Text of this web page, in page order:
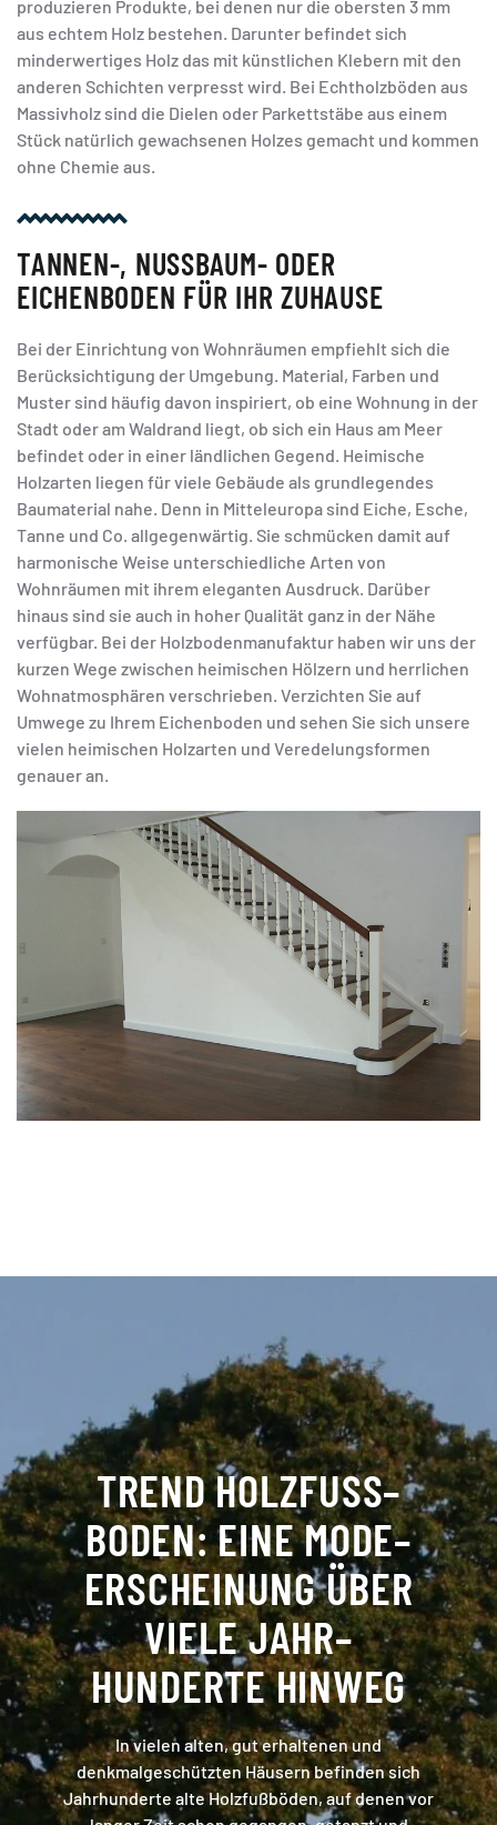
produzieren Produkte, bei denen nur die obersten 3 mm
aus echtem Holz bestehen. Darunter befindet sich
minderwertiges Holz das mit künstlichen Klebern mit den
anderen Schichten verpresst wird. Bei Echtholzböden aus
Massivholz sind die Dielen oder Parkettstäbe aus einem
Stück natürlich gewachsenen Holzes gemacht und kommen
ohne Chemie aus.
TANNEN-, NUSSBAUM- ODER
EICHENBODEN FÜR IHR ZUHAUSE
Bei der Einrichtung von Wohnräumen empfiehlt sich die
Berücksichtigung der Umgebung. Material, Farben und
Muster sind häufig davon inspiriert, ob eine Wohnung in der
Stadt oder am Waldrand liegt, ob sich ein Haus am Meer
befindet oder in einer ländlichen Gegend. Heimische
Holzarten liegen für viele Gebäude als grundlegendes
Baumaterial nahe. Denn in Mitteleuropa sind Eiche, Esche,
Tanne und Co. allgegenwärtig. Sie schmücken damit auf
harmonische Weise unterschiedliche Arten von
Wohnräumen mit ihrem eleganten Ausdruck. Darüber
hinaus sind sie auch in hoher Qualität ganz in der Nähe
verfügbar. Bei der Holzbodenmanufaktur haben wir uns der
kurzen Wege zwischen heimischen Hölzern und herrlichen
Wohnatmosphären verschrieben. Verzichten Sie auf
Umwege zu Ihrem Eichenboden und sehen Sie sich unsere
vielen heimischen Holzarten und Veredelungsformen
genauer an.
TREND HOLZFUSS–
BODEN: EINE MODE–
ERSCHEINUNG ÜBER
VIELE JAHR–
HUNDERTE HINWEG
In vielen alten, gut erhaltenen und
denkmalgeschützten Häusern befinden sich
Jahrhunderte alte Holzfußböden, auf denen vor